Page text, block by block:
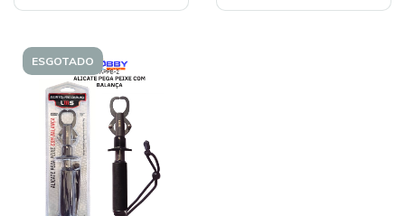
ESGOTADO